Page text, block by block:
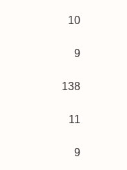
10
9
138
11
9